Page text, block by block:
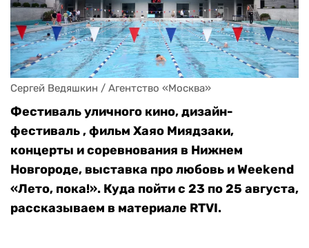
Сергей Ведяшкин / Агентство «Москва»
Фестиваль уличного кино, дизайн-
фестиваль , фильм Хаяо Миядзаки,
концерты и соревнования в Нижнем
Новгороде, выставка про любовь и Weekend
«Лето, пока!». Куда пойти с 23 по 25 августа,
рассказываем в материале RTVI.